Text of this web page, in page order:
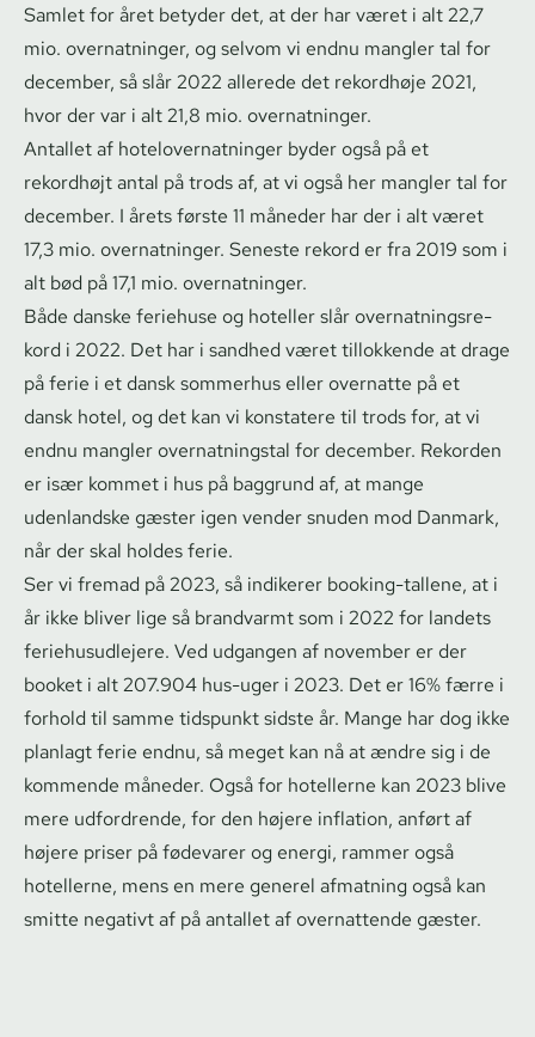
Samlet for året betyder det, at der har været i alt 22,7
mio. overnatninger, og selvom vi endnu mangler tal for
december, så slår 2022 allerede det rekordhøje 2021,
hvor der var i alt 21,8 mio. overnatninger.
Antallet af ho­te­lover­nat­nin­ger byder også på et
rekordhøjt antal på trods af, at vi også her mangler tal for
december. I årets første 11 måneder har der i alt været
17,3 mio. overnatninger. Seneste rekord er fra 2019 som i
alt bød på 17,1 mio. overnatninger.
Både danske feriehuse og hoteller slår over­nat­nings­re­
kord i 2022. Det har i sandhed været tillokkende at drage
på ferie i et dansk sommerhus eller overnatte på et
dansk hotel, og det kan vi konstatere til trods for, at vi
endnu mangler over­nat­nings­tal for december. Rekorden
er især kommet i hus på baggrund af, at mange
udenlandske gæster igen vender snuden mod Danmark,
når der skal holdes ferie.
Ser vi fremad på 2023, så indikerer booking-tallene, at i
år ikke bliver lige så brandvarmt som i 2022 for landets
fe­ri­e­hus­ud­le­je­re. Ved udgangen af november er der
booket i alt 207.904 hus-uger i 2023. Det er 16% færre i
forhold til samme tidspunkt sidste år. Mange har dog ikke
planlagt ferie endnu, så meget kan nå at ændre sig i de
kommende måneder. Også for hotellerne kan 2023 blive
mere udfordrende, for den højere inflation, anført af
højere priser på fødevarer og energi, rammer også
hotellerne, mens en mere generel afmatning også kan
smitte negativt af på antallet af overnattende gæster.